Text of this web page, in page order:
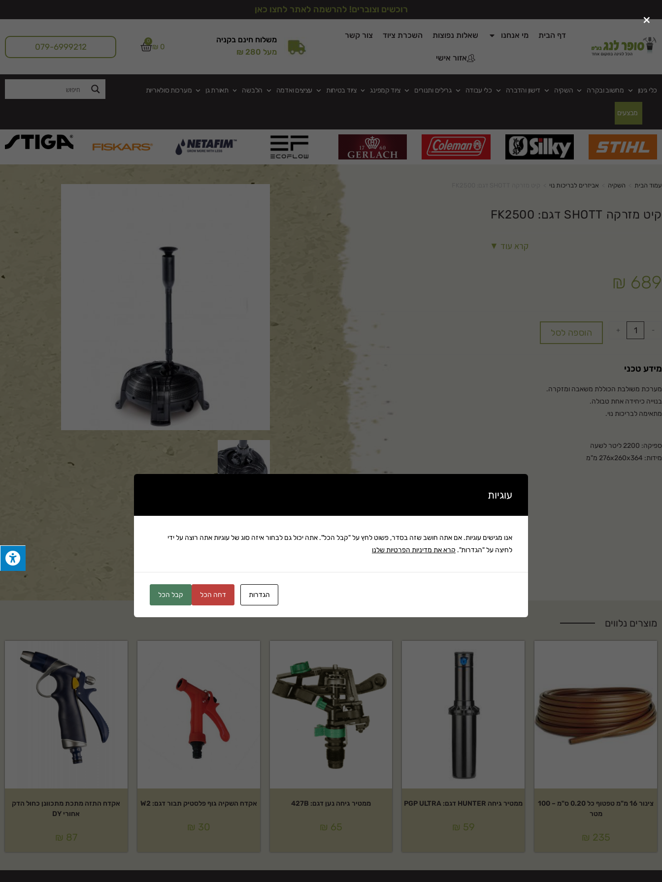
רוכשים וצוברים! להרשמה לאתר לחצו כאן
דף הבית מי אנחנו שאלות נפוצות השכרת ציוד צור קשר
אזור אישי
משלוח חינם בקניה
מעל 280 ₪
₪0
0
079-6999212
כלי גינון מחשוב ובקרה השקיה דישון והדברה כלי עבודה גרילים ותנורים ציוד קמפינג ציוד בטיחות עציצים ואדמה הלבשה תאורת גן מערכות סולאריות
מבצעים
עמוד הבית השקיה אביזרים לבריכות נוי
קיט מזרקה SHOTT דגם: FK2500
קרא עוד ▼
₪ 689
-
+ הוספה לסל
מידע טכני
מערכת משולבת הכוללת משאבה ומזקרה.
בנוייה כיחידה אחת טבולה.
מתאימה לבריכות נוי.
ספיקה: 2200 ליטר לשעה
מידות: 276x260x364 מ"מ
משלוח: 25 ₪
מוצרים נלווים
צינור 16 מ"מ טפטוף כל 0.20 ס"מ – 100
מטר
₪ 235
ממטיר גיחה HUNTER דגם: PGP ULTRA
₪ 59
ממטיר גיחה נען דגם: 427B
₪ 65
אקדח השקיה גוף פלסטיק תבור דגם: W2
₪ 30
אקדח התזה מתכת מתכוונן כחול הדק
אחורי DY
₪ 87
×
עוגיות
אנו מגישים עוגיות. אם אתה חושב שזה בסדר, פשוט לחץ על "קבל הכל". אתה יכול גם לבחור איזה סוג של עוגיות אתה רוצה על ידי
לחיצה על "הגדרות". קרא את מדיניות הפרטיות שלנו
הגדרות דחה הכל קבל הכל